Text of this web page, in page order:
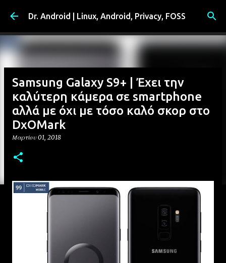
Μετάβαση στο κύριο περιεχόμενο
Dr. Android | Linux, Android, Privacy, FOSS
Samsung Galaxy S9+ | Έχει την
καλύτερη κάμερα σε smartphone
αλλά με όχι με τόσο καλό σκορ στο
DxOMark
Μαρτίου 01, 2018